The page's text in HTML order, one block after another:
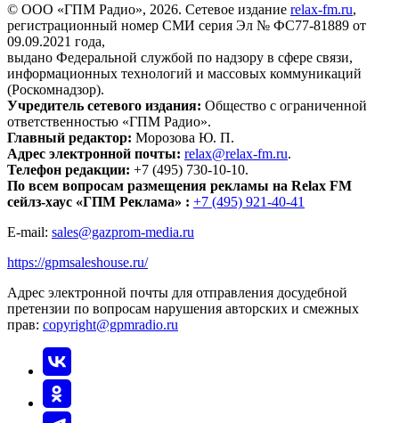
© ООО «ГПМ Радио», 2026. Сетевое издание relax-fm.ru,
регистрационный номер СМИ серия Эл № ФС77-81889 от
09.09.2021 года,
выдано Федеральной службой по надзору в сфере связи,
информационных технологий и массовых коммуникаций
(Роскомнадзор).
Учредитель сетевого издания: Общество с ограниченной
ответственностью «ГПМ Радио».
Главный редактор: Морозова Ю. П.
Адрес электронной почты: relax@relax-fm.ru.
Телефон редакции: +7 (495) 730-10-10.
По всем вопросам размещения рекламы на Relax FM
сейлз-хаус «ГПМ Реклама» : +7 (495) 921-40-41
E-mail: sales@gazprom-media.ru
https://gpmsaleshouse.ru/
Адрес электронной почты для отправления досудебной
претензии по вопросам нарушения авторских и смежных
прав: copyright@gpmradio.ru